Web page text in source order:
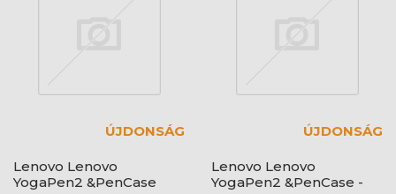
ÚJDONSÁG
Lenovo Lenovo
YogaPen2 &PenCase
ÚJDONSÁG
Lenovo Lenovo
YogaPen2 &PenCase -